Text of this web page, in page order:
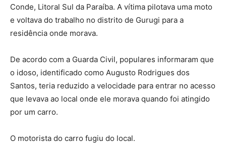
Conde, Litoral Sul da Paraíba. A vítima pilotava uma moto
e voltava do trabalho no distrito de Gurugi para a
residência onde morava.
De acordo com a Guarda Civil, populares informaram que
o idoso, identificado como Augusto Rodrigues dos
Santos, teria reduzido a velocidade para entrar no acesso
que levava ao local onde ele morava quando foi atingido
por um carro.
O motorista do carro fugiu do local.